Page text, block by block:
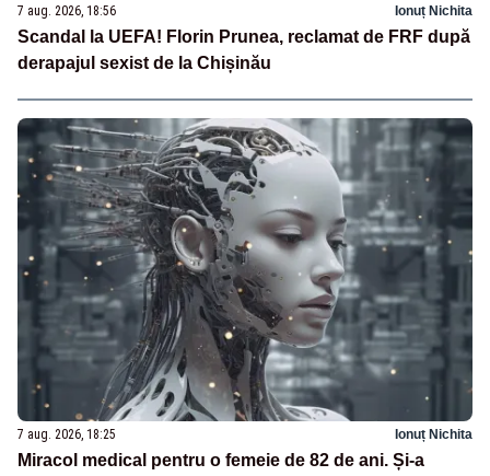
7 aug. 2026, 18:56 Ionuț Nichita
Scandal la UEFA! Florin Prunea, reclamat de FRF după
derapajul sexist de la Chișinău
7 aug. 2026, 18:25 Ionuț Nichita
Miracol medical pentru o femeie de 82 de ani. Și-a